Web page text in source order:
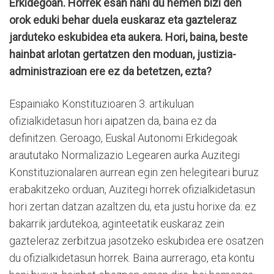
Erkidegoan. Horrek esan nahi du hemen bizi den
orok eduki behar duela euskaraz eta gazteleraz
jarduteko eskubidea eta aukera. Hori, baina, beste
hainbat arlotan gertatzen den moduan, justizia-
administrazioan ere ez da betetzen, ezta?
Espainiako Konstituzioaren 3. artikuluan
ofizialkidetasun hori aipatzen da, baina ez da
definitzen. Geroago, Euskal Autonomi Erkidegoak
araututako Normalizazio Legearen aurka Auzitegi
Konstituzionalaren aurrean egin zen helegiteari buruz
erabakitzeko orduan, Auzitegi horrek ofizialkidetasun
hori zertan datzan azaltzen du, eta justu horixe da: ez
bakarrik jardutekoa, aginteetatik euskaraz zein
gazteleraz zerbitzua jasotzeko eskubidea ere osatzen
du ofizialkidetasun horrek. Baina aurrerago, eta kontu